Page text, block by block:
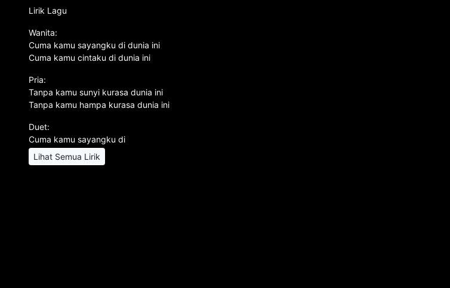
Lirik Lagu
Wanita:
Cuma kamu sayangku di dunia ini
Cuma kamu cintaku di dunia ini
Pria:
Tanpa kamu sunyi kurasa dunia ini
Tanpa kamu hampa kurasa dunia ini
Duet:
Cuma kamu sayangku di
Lihat Semua Lirik